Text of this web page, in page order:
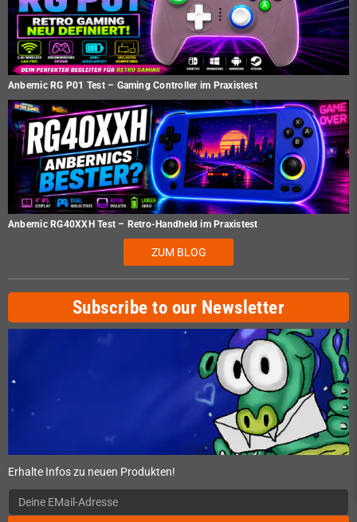
Anbernic RG P01 Test – Gaming Controller im Praxistest
Anbernic RG40XXH Test – Retro-Handheld im Praxistest
ZUM BLOG
Subscribe to our Newsletter
Erhalte Infos zu neuen Produkten!